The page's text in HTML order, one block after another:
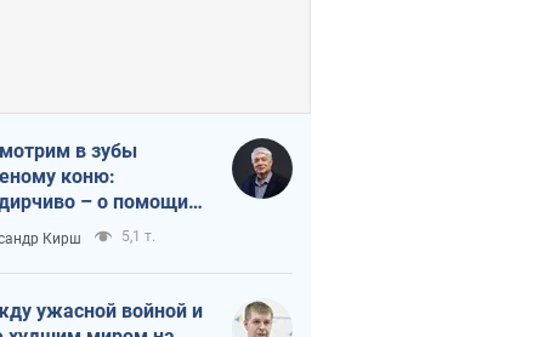
в зубы
коню:
– о помощи
Кирш 5,1 т.
ужасной войной и